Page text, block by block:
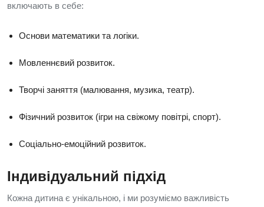
включають в себе:
Основи математики та логіки.
Мовленнєвий розвиток.
Творчі заняття (малювання, музика, театр).
Фізичний розвиток (ігри на свіжому повітрі, спорт).
Соціально-емоційний розвиток.
Індивідуальний підхід
Кожна дитина є унікальною, і ми розуміємо важливість